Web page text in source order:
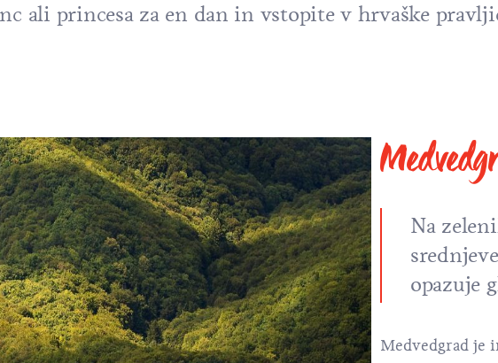
ali princesa za en dan in vstopite v hrvaške
Na
opazuje
Medvedgrad je